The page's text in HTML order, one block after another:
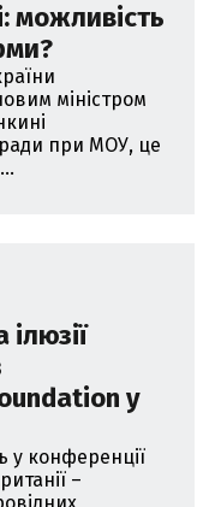
можливість
міністром
ради при МОУ, це
ілюзії
у
у конференції
–